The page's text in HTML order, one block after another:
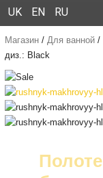
UK EN RU
Магазин/ Для ванной/
диз.: Black